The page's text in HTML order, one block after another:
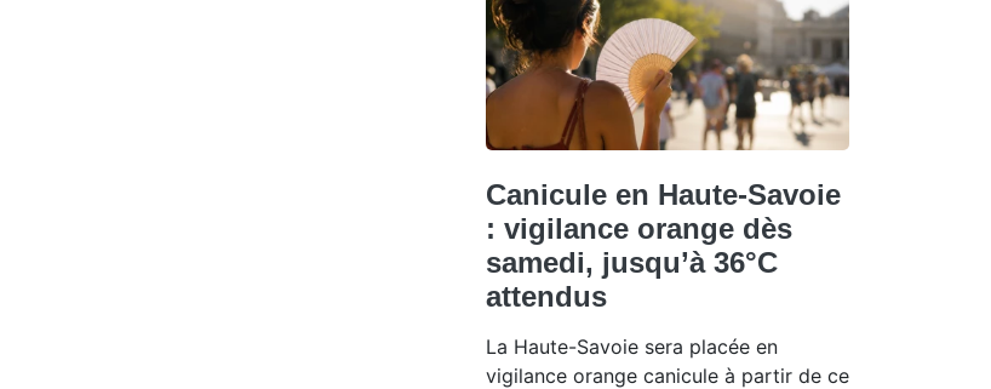
Canicule en Haute-Savoie
: vigilance orange dès
samedi, jusqu’à 36°C
attendus
La Haute-Savoie sera placée en
vigilance orange canicule à partir de ce